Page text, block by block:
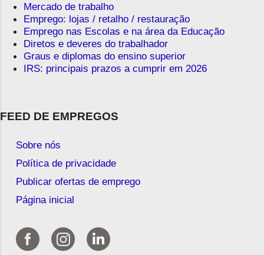
Mercado de trabalho
Emprego: lojas / retalho / restauração
Emprego nas Escolas e na área da Educação
Diretos e deveres do trabalhador
Graus e diplomas do ensino superior
IRS: principais prazos a cumprir em 2026
FEED DE EMPREGOS
Sobre nós
Política de privacidade
Publicar ofertas de emprego
Página inicial